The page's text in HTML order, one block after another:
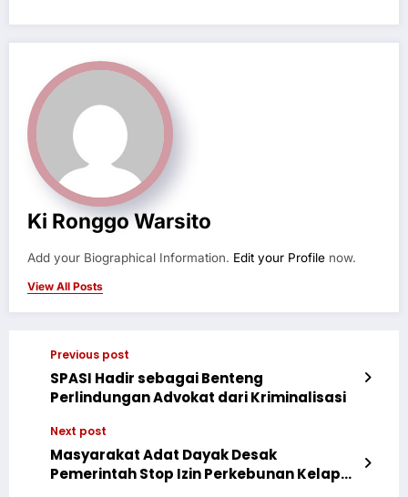
Ki Ronggo Warsito
Add your Biographical Information. Edit your Profile now.
View All Posts
Previous post
SPASI Hadir sebagai Benteng
Perlindungan Advokat dari Kriminalisasi
Next post
Masyarakat Adat Dayak Desak
Pemerintah Stop Izin Perkebunan Kelapa